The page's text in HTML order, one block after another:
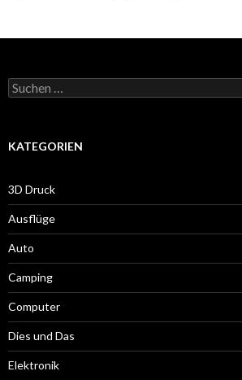
Suche
nach:
KATEGORIEN
3D Druck
Ausflüge
Auto
Camping
Computer
Dies und Das
Elektronik